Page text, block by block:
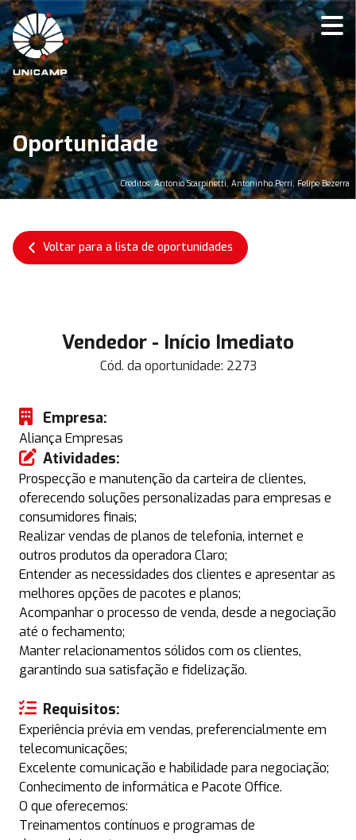
Oportunidade
Créditos: Antonio Scarpinetti, Antoninho Perri, Felipe Bezerra
Voltar para a lista de oportunidades
Vendedor - Início Imediato
Cód. da oportunidade: 2273
Empresa:
Aliança Empresas
Atividades:
Prospecção e manutenção da carteira de clientes,
oferecendo soluções personalizadas para empresas e
consumidores finais;
Realizar vendas de planos de telefonia, internet e
outros produtos da operadora Claro;
Entender as necessidades dos clientes e apresentar as
melhores opções de pacotes e planos;
Acompanhar o processo de venda, desde a negociação
até o fechamento;
Manter relacionamentos sólidos com os clientes,
garantindo sua satisfação e fidelização.
Requisitos:
Experiência prévia em vendas, preferencialmente em
telecomunicações;
Excelente comunicação e habilidade para negociação;
Conhecimento de informática e Pacote Office.
O que oferecemos:
Treinamentos contínuos e programas de